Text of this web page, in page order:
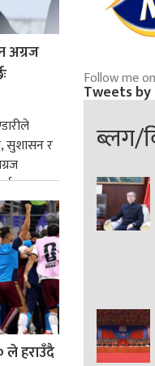
अग्रज
सुशासन र
आत्मसात्
ले हराउँदै
Follow me
Tweets
ब्लग/